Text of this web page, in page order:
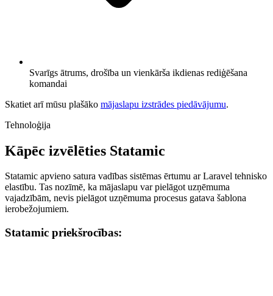
Svarīgs ātrums, drošība un vienkārša ikdienas rediģēšana
komandai
Skatiet arī mūsu plašāko mājaslapu izstrādes piedāvājumu.
Tehnoloģija
Kāpēc izvēlēties Statamic
Statamic apvieno satura vadības sistēmas ērtumu ar Laravel tehnisko
elastību. Tas nozīmē, ka mājaslapu var pielāgot uzņēmuma
vajadzībām, nevis pielāgot uzņēmuma procesus gatava šablona
ierobežojumiem.
Statamic priekšrocības: